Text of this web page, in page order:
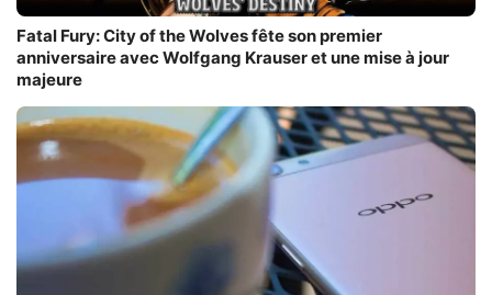
Fatal Fury: City of the Wolves fête son premier
anniversaire avec Wolfgang Krauser et une mise à jour
majeure